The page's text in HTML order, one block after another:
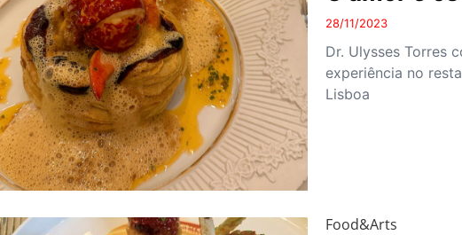
28/11/2023
Dr. Ulysses Torres
experiência no
Lisboa
Food&Arts